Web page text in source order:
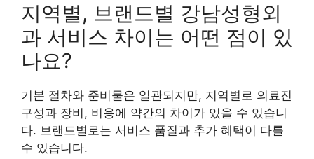
지역별, 브랜드별 강남성형외
과 서비스 차이는 어떤 점이 있
나요?
기본 절차와 준비물은 일관되지만, 지역별로 의료진
구성과 장비, 비용에 약간의 차이가 있을 수 있습니
다. 브랜드별로는 서비스 품질과 추가 혜택이 다를
수 있습니다.